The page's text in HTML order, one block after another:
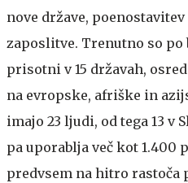
nove države,
zaposlitve. Trenutno so po
prisotni v 15 državah,
na evropske, afriške in
imajo 23 ljudi, od tega 13 v
pa uporablja več kot 1.400
predvsem na hitro rastoča